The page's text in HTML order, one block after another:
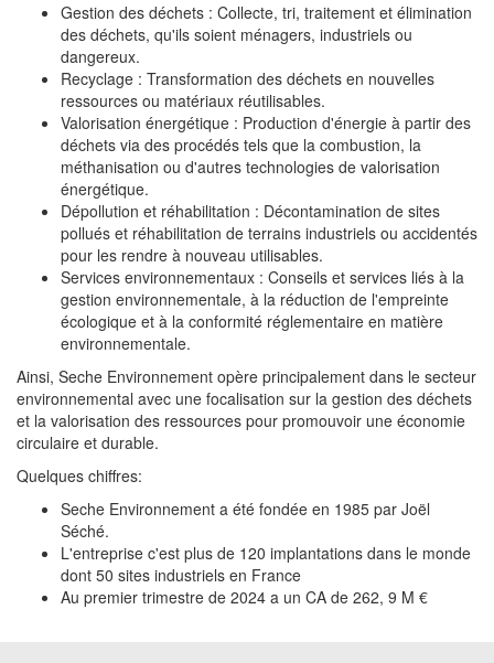
Gestion des déchets : Collecte, tri, traitement et élimination
des déchets, qu'ils soient ménagers, industriels ou
dangereux.
Recyclage : Transformation des déchets en nouvelles
ressources ou matériaux réutilisables.
Valorisation énergétique : Production d'énergie à partir des
déchets via des procédés tels que la combustion, la
méthanisation ou d'autres technologies de valorisation
énergétique.
Dépollution et réhabilitation : Décontamination de sites
pollués et réhabilitation de terrains industriels ou accidentés
pour les rendre à nouveau utilisables.
Services environnementaux : Conseils et services liés à la
gestion environnementale, à la réduction de l'empreinte
écologique et à la conformité réglementaire en matière
environnementale.
Ainsi, Seche Environnement opère principalement dans le secteur
environnemental avec une focalisation sur la gestion des déchets
et la valorisation des ressources pour promouvoir une économie
circulaire et durable.
Quelques chiffres:
Seche Environnement a été fondée en 1985 par Joël
Séché.
L'entreprise c'est plus de 120 implantations dans le monde
dont 50 sites industriels en France
Au premier trimestre de 2024 a un CA de 262, 9 M €